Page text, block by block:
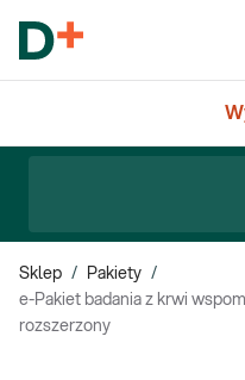
Sklep / Pakiety /
e-Pakiet badania z krwi
rozszerzony